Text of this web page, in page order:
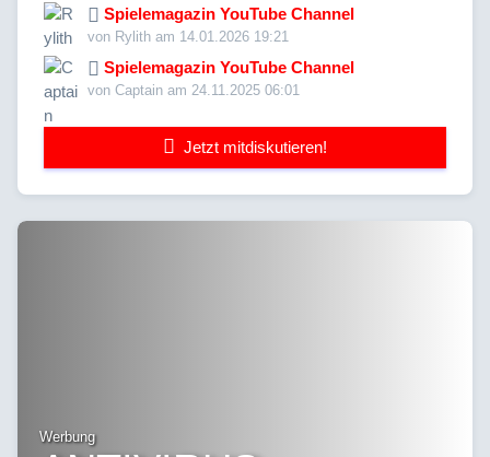
Spielemagazin YouTube Channel
von Rylith am 14.01.2026 19:21
Spielemagazin YouTube Channel
von Captain am 24.11.2025 06:01
Jetzt mitdiskutieren!
Werbung